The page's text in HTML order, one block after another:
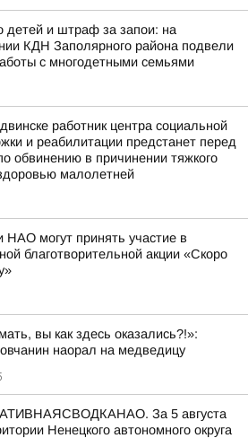
детей и штраф за запои: на
КДН Заполярного района подвели
с многодетными семьями
работник центра социальной
и реабилитации предстанет перед
обвинению в причинении тяжкого
малолетней
НАО могут принять участие в
благотворительной акции «Скоро
вы как здесь оказались?!»:
наорал на медведицу
За 5 августа
Ненецкого автономного округа